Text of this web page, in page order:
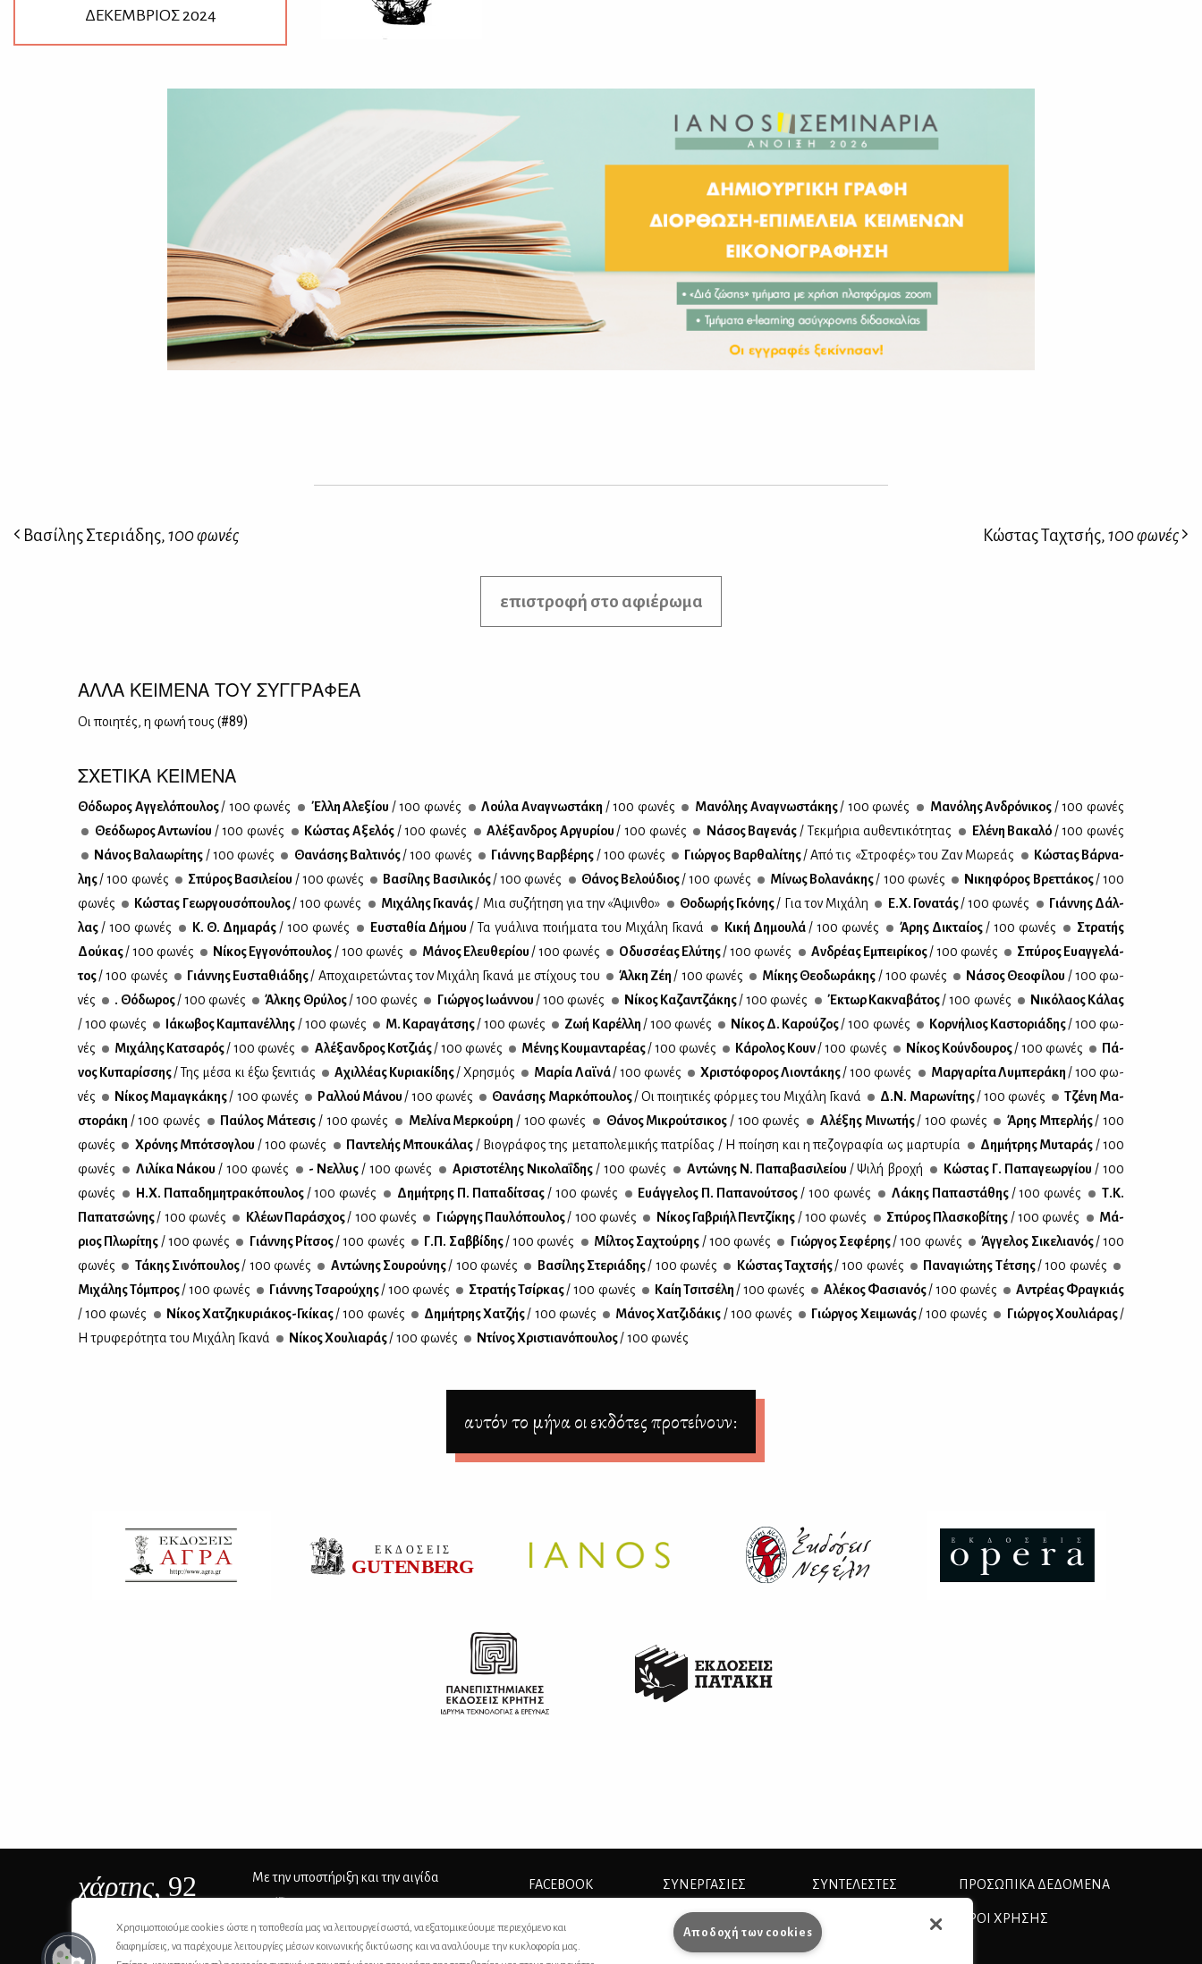
ΔΕΚΕΜΒΡΙΟΣ 2024
Βασίλης Στεριάδης,100 φωνές Κώστας Ταχτσής,100 φωνές
επιστροφή στο αφιέρωμα
ΑΛΛΑ ΚΕΙΜΕΝΑ ΤΟΥ ΣΥΓΓΡΑΦΕΑ
Οι ποι­η­τές, η φω­νή τους (#89)
ΣΧΕΤΙΚΑ ΚΕΙΜΕΝΑ
Θό­δω­ρος Αγ­γε­λό­που­λος/ 100 φω­νές Έλ­λη Αλε­ξί­ου / 100 φω­νές Λού­λα Ανα­γνω­στά­κη / 100 φω­νές Μα­νό­λης Ανα­γνω­στά­κης/ 100 φω­νές Μα­νό­λης Αν­δρό­νι­κος/ 100 φω­νές
Θε­ό­δω­ρος Αντω­νί­ου / 100 φω­νές Κώ­στας Αξε­λός/ 100 φω­νές Αλέ­ξαν­δρος Αρ­γυ­ρί­ου/ 100 φω­νές Νά­σος Βα­γε­νάς/ Τεκ­μή­ρια αυ­θε­ντι­κό­τη­τας Ελέ­νη Βα­κα­λό/ 100 φω­νές
Νά­νος Βα­λα­ω­ρί­της/ 100 φω­νές Θα­νά­σης Βαλ­τι­νός/ 100 φω­νές Γιάν­νης Βαρ­βέ­ρης/ 100 φω­νές Γιώρ­γος Βαρ­θα­λί­της/ Από τις «Στρο­φές» του Ζαν Μω­ρε­άς
Κώ­στας Βάρ­να­
λης/ 100 φω­νές Σπύ­ρος Βα­σι­λεί­ου / 100 φω­νές Βα­σί­λης Βα­σι­λι­κός/ 100 φω­νές Θά­νος Βε­λού­διος/ 100 φω­νές Μί­νως Βο­λα­νά­κης/ 100 φω­νές Νι­κη­φό­ρος Βρετ­τά­κος/ 100
φω­νές
Κώ­στας Γε­ωρ­γου­σό­που­λος/ 100 φω­νές Μι­χά­λης Γκα­νάς/ Μια συ­ζή­τη­ση για την «Άψιν­θο» Θο­δω­ρής Γκό­νης/ Για τον Μι­χά­λη Ε.Χ. Γο­να­τάς/ 100 φω­νές
Γιάν­νης Δάλ­
λας/ 100 φω­νές Κ. Θ. Δη­μα­ράς/ 100 φω­νές Ευ­στα­θία Δή­μου / Τα γυά­λι­να ποι­ή­μα­τα του Μι­χά­λη Γκα­νά Κι­κή Δη­μου­λά/ 100 φω­νές Άρης Δι­κταί­ος/ 100 φω­νές
Στρα­τής
Δού­κας/ 100 φω­νές Νί­κος Εγ­γο­νό­που­λος/ 100 φω­νές Μά­νος Ελευ­θε­ρί­ου/ 100 φω­νές Οδυσ­σέ­ας Ελύ­της/ 100 φω­νές Αν­δρέ­ας Εμπει­ρί­κος/ 100 φω­νές
Σπύ­ρος Ευαγ­γε­λά­
τος/ 100 φω­νές Γιάν­νης Ευ­στα­θιά­δης/ Απο­χαι­ρε­τώ­ντας τον Μι­χά­λη Γκα­νά με στί­χους του Άλ­κη Ζέη/ 100 φω­νές Μί­κης Θε­ο­δω­ρά­κης/ 100 φω­νές Νά­σος Θε­ο­φί­λου / 100 φω­
νές
. Θό­δω­ρος/ 100 φω­νές Άλ­κης Θρύ­λος/ 100 φω­νές Γιώρ­γος Ιω­άν­νου/ 100 φω­νές Νί­κος Κα­ζαν­τζά­κης/ 100 φω­νές Έκτωρ Κα­κνα­βά­τος/ 100 φω­νές
Νι­κό­λα­ος Κά­λας
/ 100 φω­νές
Ιά­κω­βος Κα­μπα­νέλ­λης/ 100 φω­νές Μ. Κα­ρα­γά­τσης/ 100 φω­νές Ζωή Κα­ρέλ­λη/ 100 φω­νές Νί­κος Δ. Κα­ρού­ζος/ 100 φω­νές Κορ­νή­λιος Κα­στο­ριά­δης/ 100 φω­
νές
Μι­χά­λης Κα­τσα­ρός/ 100 φω­νές Αλέ­ξαν­δρος Κο­τζιάς/ 100 φω­νές Μέ­νης Κου­μα­ντα­ρέ­ας/ 100 φω­νές Κά­ρο­λος Κουν/ 100 φω­νές Νί­κος Κούν­δου­ρος/ 100 φω­νές
Πά­
νος Κυ­πα­ρίσ­σης/ Της μέ­σα κι έξω ξε­νι­τιάς Αχιλ­λέ­ας Κυ­ρια­κί­δης/ Χρη­σμός Μα­ρία Λαϊ­νά/ 100 φω­νές Χρι­στό­φο­ρος Λιο­ντά­κης/ 100 φω­νές Μαρ­γα­ρί­τα Λυ­μπε­ρά­κη/ 100 φω­
νές
Νί­κος Μα­μα­γκά­κης/ 100 φω­νές Ραλ­λού Μά­νου/ 100 φω­νές Θα­νά­σης Μαρ­κό­που­λος/ Οι ποι­η­τι­κές φόρ­μες του Μι­χά­λη Γκα­νά Δ.Ν. Μα­ρω­νί­της/ 100 φω­νές
Τζέ­νη Μα­
στο­ρά­κη / 100 φω­νές Παύ­λος Μά­τε­σις/ 100 φω­νές Με­λί­να Μερ­κού­ρη / 100 φω­νές Θά­νος Μι­κρού­τσι­κος/ 100 φω­νές Αλέ­ξης Μι­νω­τής/ 100 φω­νές Άρης Μπερ­λής/ 100
φω­νές
Χρό­νης Μπό­τσο­γλου / 100 φω­νές Πα­ντε­λής Μπου­κά­λας/ Βιο­γρά­φος της με­τα­πο­λε­μι­κής πα­τρί­δας / Η ποί­η­ση και η πε­ζο­γρα­φία ως μαρ­τυ­ρία Δη­μή­τρης Μυ­τα­ράς/ 100
φω­νές
Λι­λί­κα Νά­κου / 100 φω­νές - Νελ­λυς/ 100 φω­νές Αρι­στο­τέ­λης Νι­κο­λα­ΐ­δης/ 100 φω­νές Αντώ­νης Ν. Πα­πα­βα­σι­λεί­ου / Ψι­λή βρο­χή Κώ­στας Γ. Πα­πα­γε­ωρ­γί­ου/ 100
φω­νές
Η.Χ. Πα­πα­δη­μη­τρα­κό­που­λος/ 100 φω­νές Δη­μή­τρης Π. Πα­πα­δί­τσας/ 100 φω­νές Ευάγ­γε­λος Π. Πα­πα­νού­τσος/ 100 φω­νές Λά­κης Πα­πα­στά­θης/ 100 φω­νές
Τ.Κ.
Πα­πα­τσώ­νης/ 100 φω­νές Κλέ­ων Πα­ρά­σχος/ 100 φω­νές Γιώρ­γης Παυ­λό­που­λος/ 100 φω­νές Νί­κος Γα­βρι­ήλ Πεν­τζί­κης/ 100 φω­νές Σπύ­ρος Πλα­σκο­βί­της/ 100 φω­νές
Μά­
ριος Πλω­ρί­της/ 100 φω­νές Γιάν­νης Ρί­τσος/ 100 φω­νές Γ.Π. Σαβ­βί­δης/ 100 φω­νές Μίλ­τος Σα­χτού­ρης/ 100 φω­νές Γιώρ­γος Σε­φέ­ρης/ 100 φω­νές Άγ­γε­λος Σι­κε­λια­νός/ 100
φω­νές
Τά­κης Σι­νό­που­λος/ 100 φω­νές Αντώ­νης Σου­ρού­νης/ 100 φω­νές Βα­σί­λης Στε­ριά­δης/ 100 φω­νές Κώ­στας Τα­χτσής/ 100 φω­νές Πα­να­γιώ­της Τέ­τσης/ 100 φω­νές
Μι­χά­λης Τό­μπρος/ 100 φω­νές Γιάν­νης Τσα­ρού­χης/ 100 φω­νές Στρα­τής Τσίρ­κας/ 100 φω­νές Καίη Τσι­τσέ­λη/ 100 φω­νές Αλέ­κος Φα­σια­νός/ 100 φω­νές
Αντρέ­ας Φρα­γκιάς
/ 100 φω­νές
Νί­κος Χα­τζη­κυ­ριά­κος-Γκί­κας/ 100 φω­νές Δη­μή­τρης Χα­τζής/ 100 φω­νές Μά­νος Χα­τζι­δά­κις/ 100 φω­νές Γιώρ­γος Χει­μω­νάς/ 100 φω­νές Γιώρ­γος Χου­λιά­ρας/
Η τρυ­φε­ρό­τη­τα του Μι­χά­λη Γκα­νά
Νί­κος Χου­λια­ράς/ 100 φω­νές Ντί­νος Χρι­στια­νό­που­λος/ 100 φω­νές
αυτόν το μήνα οι εκδότες προτείνουν:
χάρτης, 92
ΙSSN 2732-8279
Με την υποστήριξη και την αιγίδα FACEBOOK ΣΥΝΕΡΓΑΣΊΕΣ
ΔΙΑΦΗΜΙΣΗ
ΕΠΙΚΟΙΝΩΝΙΑ
ΣΥΝΤΕΛΕΣΤΕΣ
ΤΑΥΤΟΤΗΤΑ
ΠΡΟΣΩΠΙΚΆ ΔΕΔΟΜΈΝΑ
ΟΡΟΙ ΧΡΗΣΗΣ
Χρησιμοποιούμε cookies ώστε η τοποθεσία μας να λειτουργεί σωστά, να εξατομικεύουμε περιεχόμενο και
διαφημίσεις, να παρέχουμε λειτουργίες μέσων κοινωνικής δικτύωσης και να αναλύουμε την κυκλοφορία μας.
Αποδοχή των cookies